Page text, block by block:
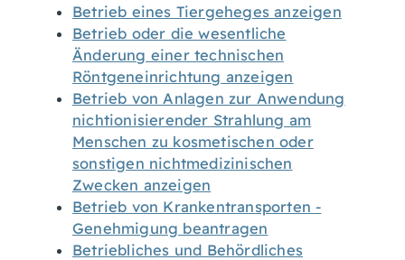
Betrieb eines Tiergeheges anzeigen
Betrieb oder die wesentliche
Änderung einer technischen
Röntgeneinrichtung anzeigen
Betrieb von Anlagen zur Anwendung
nichtionisierender Strahlung am
Menschen zu kosmetischen oder
sonstigen nichtmedizinischen
Zwecken anzeigen
Betrieb von Krankentransporten -
Genehmigung beantragen
Betriebliches und Behördliches